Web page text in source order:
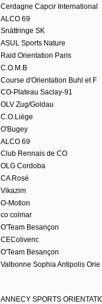
Cerdagne Capcir International
ALCO 69
Snättringe SK
ASUL Sports Nature
Raid Orientation Paris
C.O.M.B
Course d'Orientation Buhl et F
CO-Plateau Saclay-91
OLV Zug/Goldau
C.O.Liège
O'Bugey
ALCO 69
Club Rennais de CO
OLG Cordoba
CA Rosé
Vikazim
O-Motion
co colmar
O'Team Besançon
CEColivenc
O'Team Besançon
Valbonne Sophia Antipolis Orie
ANNECY SPORTS